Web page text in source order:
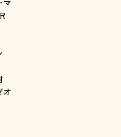
マ
オ